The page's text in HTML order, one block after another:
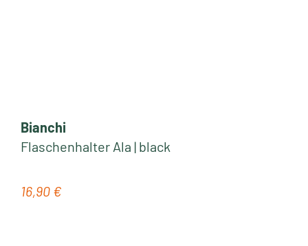
Bianchi
Flaschenhalter Ala | black
Regulärer Preis:
16,90 €